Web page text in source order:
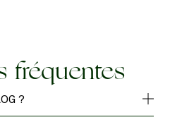
fréquentes
?